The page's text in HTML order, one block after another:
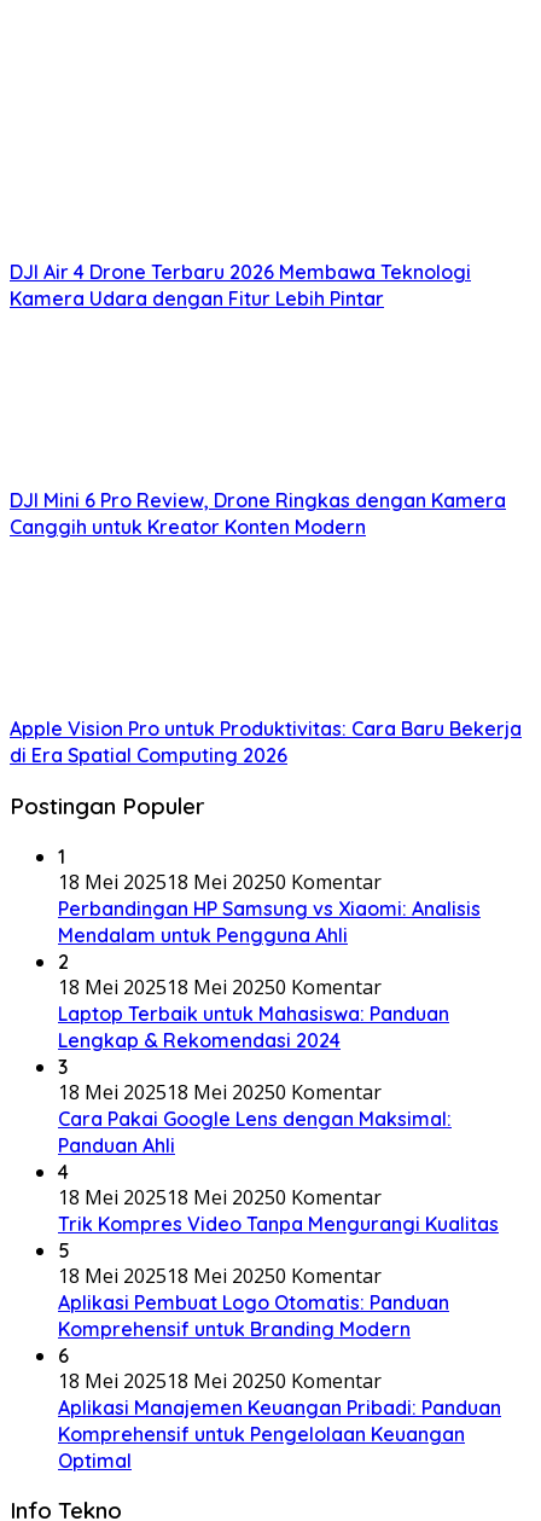
DJI Air 4 Drone Terbaru 2026 Membawa Teknologi
Kamera Udara dengan Fitur Lebih Pintar
DJI Mini 6 Pro Review, Drone Ringkas dengan Kamera
Canggih untuk Kreator Konten Modern
Apple Vision Pro untuk Produktivitas: Cara Baru Bekerja
di Era Spatial Computing 2026
Postingan Populer
1
18 Mei 202518 Mei 20250 Komentar
Perbandingan HP Samsung vs Xiaomi: Analisis
Mendalam untuk Pengguna Ahli
2
18 Mei 202518 Mei 20250 Komentar
Laptop Terbaik untuk Mahasiswa: Panduan
Lengkap & Rekomendasi 2024
3
18 Mei 202518 Mei 20250 Komentar
Cara Pakai Google Lens dengan Maksimal:
Panduan Ahli
4
18 Mei 202518 Mei 20250 Komentar
Trik Kompres Video Tanpa Mengurangi Kualitas
5
18 Mei 202518 Mei 20250 Komentar
Aplikasi Pembuat Logo Otomatis: Panduan
Komprehensif untuk Branding Modern
6
18 Mei 202518 Mei 20250 Komentar
Aplikasi Manajemen Keuangan Pribadi: Panduan
Komprehensif untuk Pengelolaan Keuangan
Optimal
Info Tekno